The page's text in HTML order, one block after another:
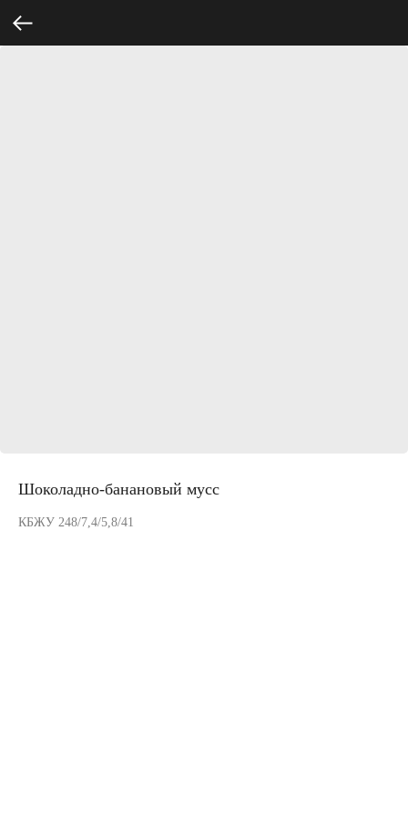
Шоколадно-банановый мусс
КБЖУ 248/7,4/5,8/41